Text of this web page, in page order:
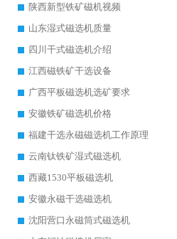
陕西新型铁矿磁机视频
山东湿式磁选机质量
四川干式磁选机介绍
江西磁铁矿干选设备
广西平板磁选机选矿要求
安徽铁矿磁选机价格
福建干选永磁磁选机工作原理
云南钛铁矿湿式磁选机
西藏1530平板磁选机
安徽永磁干选磁选机
沈阳营口永磁筒式磁选机